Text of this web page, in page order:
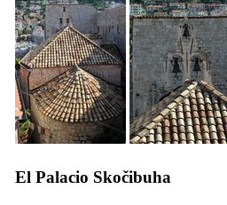
El Palacio Skočibuha